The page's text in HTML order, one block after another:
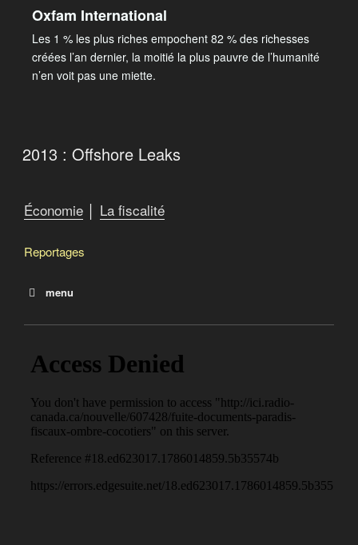
Oxfam International
Les 1 % les plus riches empochent 82 % des richesses
créées l’an dernier, la moitié la plus pauvre de l’humanité
n’en voit pas une miette.
2013 : Offshore Leaks
Économie │ La fiscalité
Reportages
menu
2013 : Offshore Leaks
2016 : Panama papers
New Hamshire : état sans impôts ni taxes